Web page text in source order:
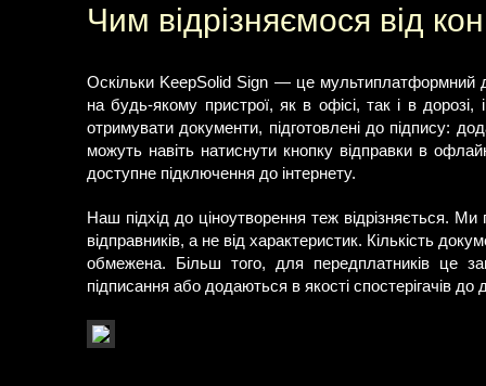
Чим відрізняємося від
Оскільки KeepSolid Sign — це мультиплатформний
на будь-якому пристрої, як в офісі, так і в
отримувати документи, підготовлені до підпису:
можуть навіть натиснути кнопку відправки в
доступне підключення до інтернету.
Наш підхід до ціноутворення теж відрізняється. Ми
відправників, а не від характеристик. Кількість
обмежена. Більш того, для передплатників це
підписання або додаються в якості спостерігачів до